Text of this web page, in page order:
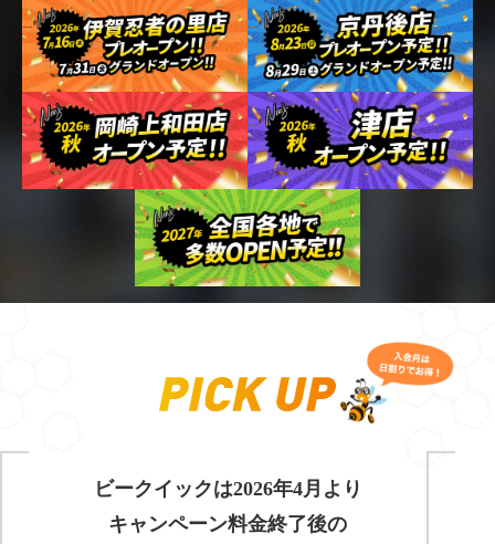
※店舗によって料金が異なります。詳しくは店舗詳細ページをご確認ください。
ビークイックは2026年4月より
キャンペーン料金終了後の